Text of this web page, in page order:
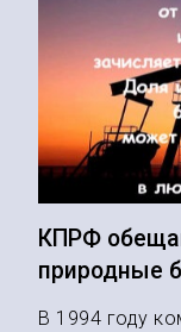
КПРФ
природные
В 1994 году